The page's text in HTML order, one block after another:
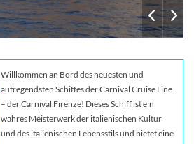
Willkommen an Bord des neuesten und
aufregendsten Schiffes der Carnival Cruise Line
– der Carnival Firenze! Dieses Schiff ist ein
wahres Meisterwerk der italienischen Kultur
und des italienischen Lebensstils und bietet eine